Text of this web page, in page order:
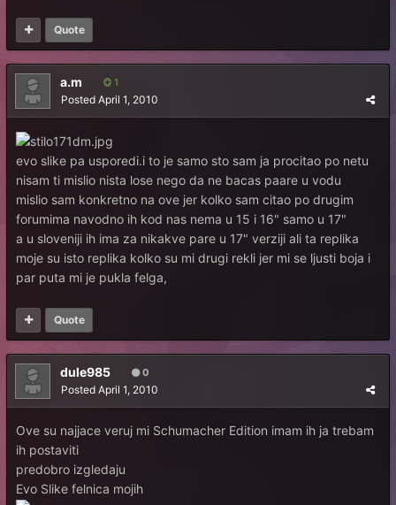
Quote
a.m 1
Posted April 1, 2010
evo slike pa usporedi.i to je samo sto sam ja procitao po netu
nisam ti mislio nista lose nego da ne bacas paare u vodu
mislio sam konkretno na ove jer kolko sam citao po drugim
forumima navodno ih kod nas nema u 15 i 16" samo u 17"
a u sloveniji ih ima za nikakve pare u 17" verziji ali ta replika
moje su isto replika kolko su mi drugi rekli jer mi se ljusti boja i
par puta mi je pukla felga,
Quote
dule985 0
Posted April 1, 2010
Ove su najjace veruj mi Schumacher Edition imam ih ja trebam
ih postaviti
predobro izgledaju
Evo Slike felnica mojih